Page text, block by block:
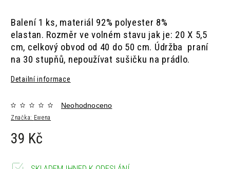
Balení 1 ks, materiál 92% polyester 8%
elastan. Rozměr ve volném stavu jak je: 20 X 5,5
cm, celkový obvod od 40 do 50 cm. Údržba praní
na 30 stupňů, nepoužívat sušičku na prádlo.
Detailní informace
Značka: Ewena
Neohodnoceno
39 Kč